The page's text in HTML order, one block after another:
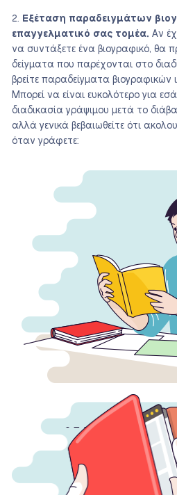
Εξέταση παραδειγμάτων
επαγγελματικό σας τομέα. Αν
να συντάξετε ένα βιογραφικό, θα
δείγματα που παρέχονται στο
βρείτε παραδείγματα βιογραφικών
Μπορεί να είναι ευκολότερο για
διαδικασία γράψιμου μετά το
αλλά γενικά βεβαιωθείτε ότι
όταν γράφετε: